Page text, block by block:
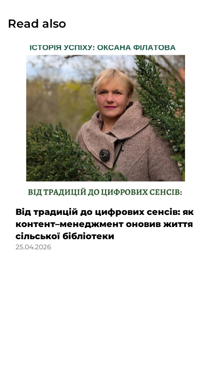
Read also
Від традицій до цифрових сенсів: як
контент–менеджмент оновив життя
сільської бібліотеки
25.04.2026